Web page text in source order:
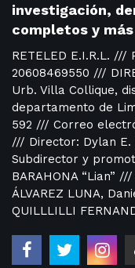
investigación,
completos y más
RETELED E.I.R.L. ///
20608469550 ///
Urb. Villa Collique,
departamento de
592 /// Correo
/// Director: Dylan E.
Subdirector y
BARAHONA “Lian”
ÁLVAREZ LUNA,
QUILLLILLI